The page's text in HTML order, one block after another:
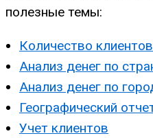
полезные темы:
Количество
Анализ денег по
Анализ денег по
Географический
Учет клиентов